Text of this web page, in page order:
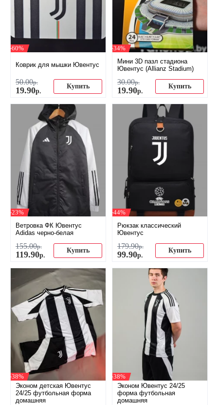
-60%
Коврик для мышки Ювентус
50.00р.
19.90р.
Купить
-34%
Мини 3D пазл стадиона
Ювентус (Allianz Stadium)
30.00р.
19.90р.
Купить
-23%
Ветровка ФК Ювентус
Adidas черно-белая
155.00р.
119.90р.
Купить
-44%
Рюкзак классический
Ювентус
179.90р.
99.90р.
Купить
-38%
Эконом детская Ювентус
24/25 футбольная форма
домашняя
-38%
Эконом Ювентус 24/25
форма футбольная
домашняя